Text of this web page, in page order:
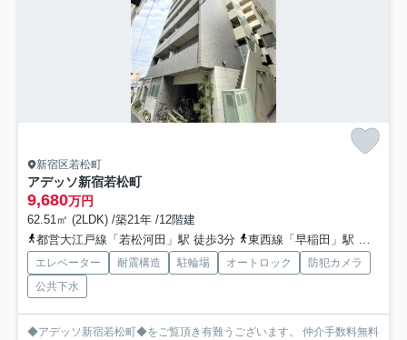
新宿区若松町
アデッソ新宿若松町
9,680万円
62.51㎡ (2LDK) /築21年 /12階建
都営大江戸線「若松河田」駅 徒歩3分
東西線「早稲田」駅 徒歩9分
エレベーター 耐震構造 駐輪場 オートロック
防犯カメラ
公共下水
◆アデッソ新宿若松町◆をご覧頂き有難うございます。 仲介手数料無料